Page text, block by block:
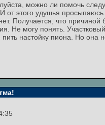
можно ли помочь
И от этого удушья
Получается, что
Не могу понять.
настойку пиона. Но она